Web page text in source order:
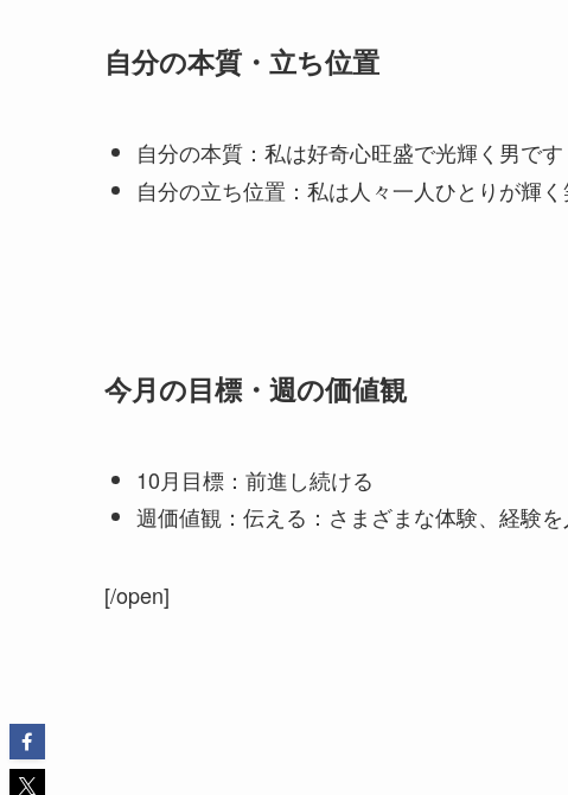
自分の本質・立ち位置
自分の本質：私は好奇心旺盛で光輝く男です
自分の立ち位置：私は人々一人ひとりが輝
今月の目標・週の価値観
10月目標：前進し続ける
週価値観：伝える：さまざまな体験、経験
[/open]